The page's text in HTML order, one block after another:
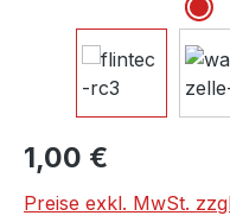
Regulärer Preis:
1,00 €
Preise exkl. MwSt.